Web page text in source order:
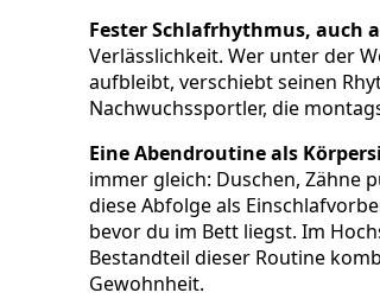
Fester Schlafrhythmus, auch
Verlässlichkeit. Wer unter der
aufbleibt, verschiebt seinen
Nachwuchssportler, die
Eine Abendroutine als
immer gleich: Duschen, Zähne
diese Abfolge als
bevor du im Bett liegst. Im
Bestandteil dieser Routine
Gewohnheit.